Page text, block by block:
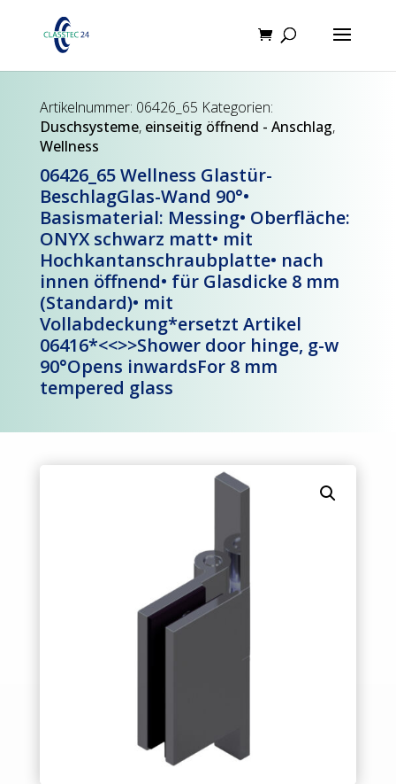
Products
Artikelnummer: 06426_65 Kategorien:
Duschsysteme, einseitig öffnend - Anschlag,
Wellness
06426_65 Wellness Glastür-
BeschlagGlas-Wand 90°•
Basismaterial: Messing• Oberfläche:
ONYX schwarz matt• mit
Hochkantanschraubplatte• nach
innen öffnend• für Glasdicke 8 mm
(Standard)• mit
Vollabdeckung*ersetzt Artikel
06416*<<>>Shower door hinge, g-w
90°Opens inwardsFor 8 mm
tempered glass